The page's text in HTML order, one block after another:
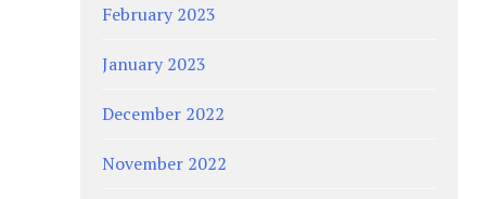
February 2023
January 2023
December 2022
November 2022